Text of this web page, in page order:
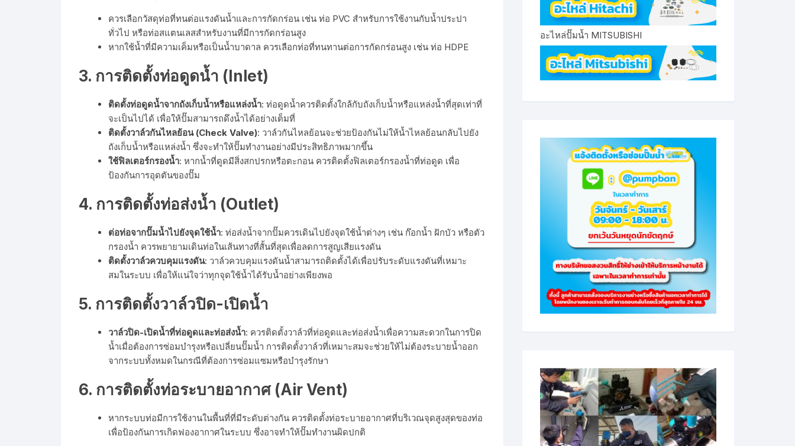
ควรเลือกวัสดุท่อที่ทนต่อแรงดันน้ำและการกัดกร่อน เช่น ท่อ PVC สำหรับการใช้งานกับน้ำประปา
ทั่วไป หรือท่อสแตนเลสสำหรับงานที่มีการกัดกร่อนสูง
หากใช้น้ำที่มีความเค็มหรือเป็นน้ำบาดาล ควรเลือกท่อที่ทนทานต่อการกัดกร่อนสูง เช่น ท่อ HDPE
3. การติดตั้งท่อดูดน้ำ (Inlet)
ติดตั้งท่อดูดน้ำจากถังเก็บน้ำหรือแหล่งน้ำ: ท่อดูดน้ำควรติดตั้งใกล้กับถังเก็บน้ำหรือแหล่งน้ำที่สุดเท่าที่
จะเป็นไปได้ เพื่อให้ปั๊มสามารถดึงน้ำได้อย่างเต็มที่
ติดตั้งวาล์วกันไหลย้อน (Check Valve): วาล์วกันไหลย้อนจะช่วยป้องกันไม่ให้น้ำไหลย้อนกลับไปยัง
ถังเก็บน้ำหรือแหล่งน้ำ ซึ่งจะทำให้ปั๊มทำงานอย่างมีประสิทธิภาพมากขึ้น
ใช้ฟิลเตอร์กรองน้ำ: หากน้ำที่ดูดมีสิ่งสกปรกหรือตะกอน ควรติดตั้งฟิลเตอร์กรองน้ำที่ท่อดูด เพื่อ
ป้องกันการอุดตันของปั๊ม
4. การติดตั้งท่อส่งน้ำ (Outlet)
ต่อท่อจากปั๊มน้ำไปยังจุดใช้น้ำ: ท่อส่งน้ำจากปั๊มควรเดินไปยังจุดใช้น้ำต่างๆ เช่น ก๊อกน้ำ ฝักบัว หรือตัว
กรองน้ำ ควรพยายามเดินท่อในเส้นทางที่สั้นที่สุดเพื่อลดการสูญเสียแรงดัน
ติดตั้งวาล์วควบคุมแรงดัน: วาล์วควบคุมแรงดันน้ำสามารถติดตั้งได้เพื่อปรับระดับแรงดันที่เหมาะ
สมในระบบ เพื่อให้แน่ใจว่าทุกจุดใช้น้ำได้รับน้ำอย่างเพียงพอ
5. การติดตั้งวาล์วปิด-เปิดน้ำ
วาล์วปิด-เปิดน้ำที่ท่อดูดและท่อส่งน้ำ: ควรติดตั้งวาล์วที่ท่อดูดและท่อส่งน้ำเพื่อความสะดวกในการปิด
น้ำเมื่อต้องการซ่อมบำรุงหรือเปลี่ยนปั๊มน้ำ การติดตั้งวาล์วที่เหมาะสมจะช่วยให้ไม่ต้องระบายน้ำออก
จากระบบทั้งหมดในกรณีที่ต้องการซ่อมแซมหรือบำรุงรักษา
6. การติดตั้งท่อระบายอากาศ (Air Vent)
หากระบบท่อมีการใช้งานในพื้นที่ที่มีระดับต่างกัน ควรติดตั้งท่อระบายอากาศที่บริเวณจุดสูงสุดของท่อ
เพื่อป้องกันการเกิดฟองอากาศในระบบ ซึ่งอาจทำให้ปั๊มทำงานผิดปกติ
อะไหล่ปั๊มน้ำ MITSUBISHI